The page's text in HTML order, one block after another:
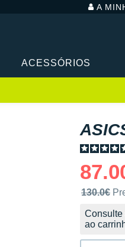
A
ACESSÓRIOS
Preço de
130.0€
Consulte
ao